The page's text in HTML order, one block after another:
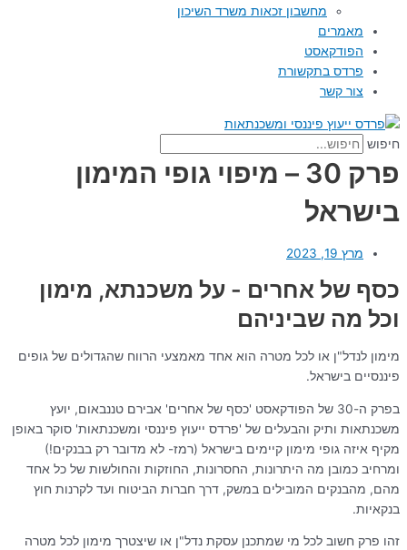
מחשבון זכאות משרד השיכון
מאמרים
הפודקאסט
פרדס בתקשורת
צור קשר
חיפוש
פרק 30 – מיפוי גופי המימון
בישראל
מרץ 19, 2023
כסף של אחרים - על משכנתא, מימון
וכל מה שביניהם
מימון לנדל"ן או לכל מטרה הוא אחד מאמצעי הרווח שהגדולים של גופים
פיננסיים בישראל.
בפרק ה-30 של הפודקאסט 'כסף של אחרים' אבירם טננבאום, יועץ
משכנתאות ותיק והבעלים של 'פרדס ייעוץ פיננסי ומשכנתאות' סוקר באופן
מקיף איזה גופי מימון קיימים בישראל (רמז- לא מדובר רק בבנקים!)
ומרחיב כמובן מה היתרונות, החסרונות, החוזקות והחולשות של כל אחד
מהם, מהבנקים המובילים במשק, דרך חברות הביטוח ועד לקרנות חוץ
בנקאיות.
זהו פרק חשוב לכל מי שמתכנן עסקת נדל"ן או שיצטרך מימון לכל מטרה